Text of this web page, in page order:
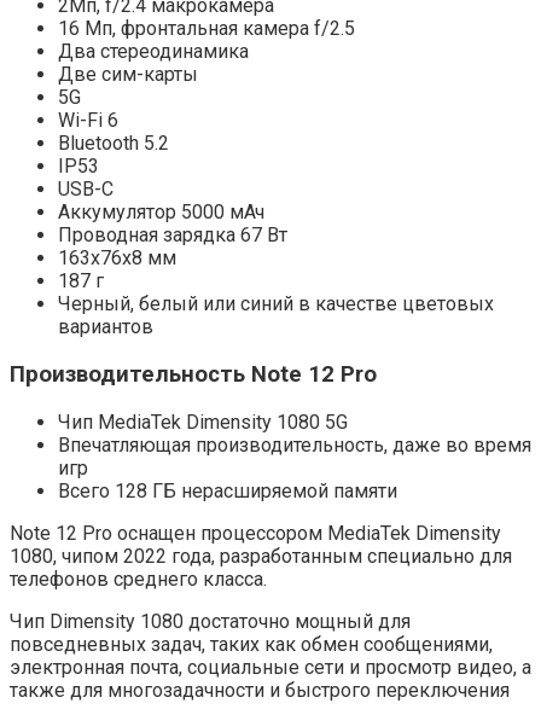
2Мп, f/2.4 макрокамера
16 Мп, фронтальная камера f/2.5
Два стереодинамика
Две сим-карты
5G
Wi-Fi 6
Bluetooth 5.2
IP53
USB-C
Аккумулятор 5000 мАч
Проводная зарядка 67 Вт
163x76x8 мм
187 г
Черный, белый или синий в качестве цветовых
вариантов
Производительность Note 12 Pro
Чип MediaTek Dimensity 1080 5G
Впечатляющая производительность, даже во время
игр
Всего 128 ГБ нерасширяемой памяти
Note 12 Pro оснащен процессором MediaTek Dimensity
1080, чипом 2022 года, разработанным специально для
телефонов среднего класса.
Чип Dimensity 1080 достаточно мощный для
повседневных задач, таких как обмен сообщениями,
электронная почта, социальные сети и просмотр видео, а
также для многозадачности и быстрого переключения